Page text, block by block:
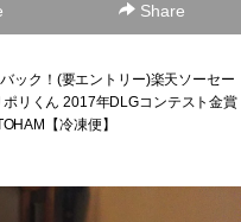
Share
ック！(要エントリー)楽天ソーセー
リくん 2017年DLGコンテスト金賞
【冷凍便】